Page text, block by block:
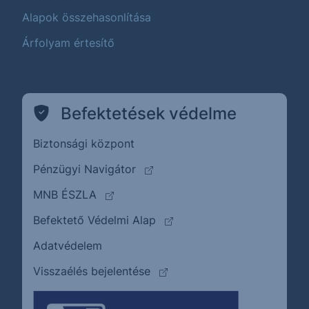
Alapok összehasonlítása
Árfolyam értesítő
Befektetések védelme
Biztonsági központ
Pénzügyi Navigátor
(külső oldalra ugrik)
MNB ÉSZLA
(külső oldalra ugrik)
Befektető Védelmi Alap
(külső oldalra ugrik)
Adatvédelem
Visszaélés bejelentése
(külső oldalra ugrik)